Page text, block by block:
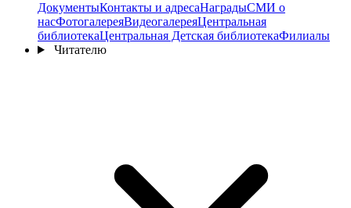
ДокументыКонтакты и адресаНаградыСМИ о
насФотогалереяВидеогалереяЦентральная
библиотекаЦентральная Детская библиотекаФилиалы
Читателю